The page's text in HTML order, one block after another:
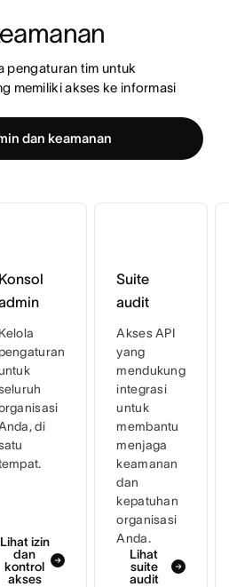
pengaturan tim untuk
memiliki akses ke informasi
dan keamanan
Konsol
Kelola
pengaturan
di
Lihat izin
dan
kontrol
akses
Suite
audit
Akses API
yang
mendukung
integrasi
untuk
membantu
menjaga
keamanan
dan
kepatuhan
organisasi
Anda.
Lihat
suite
audit